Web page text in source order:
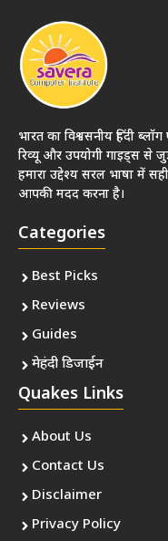
भारत का विश्वसनीय हिंदी
रिव्यू और उपयोगी गाइड्स से
हमारा उद्देश्य सरल भाषा में
आपकी मदद करना है।
Categories
Best Picks
Reviews
Guides
मेहंदी डिजाईन
Quakes Links
About Us
Contact Us
Disclaimer
Privacy Policy